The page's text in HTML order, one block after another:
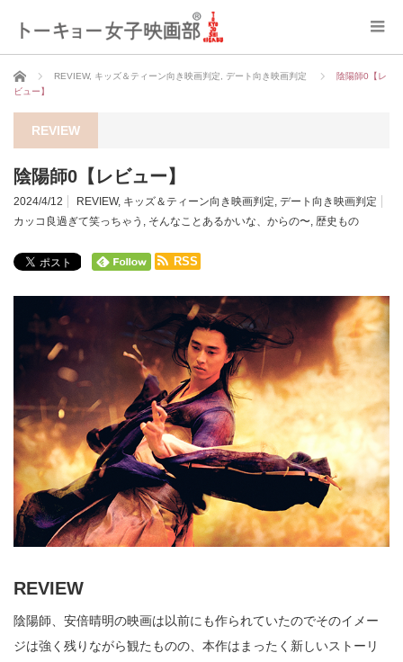
ホーム REVIEW, キッズ＆ティーン向き映画判定 デート向き映画判定
陰陽師0【レ
ビュー】
REVIEW
陰陽師0【レビュー】
2024/4/12 REVIEW, キッズ＆ティーン向き映画判定, デート向き映画判定
カッコ良過ぎて笑っちゃう , そんなことあるかいな、からの〜, 歴史もの
RSS
REVIEW
陰陽師、安倍晴明の映画は以前にも作られていたのでそのイメー
ジは強く残りながら観たものの、本作はまったく新しいストーリ